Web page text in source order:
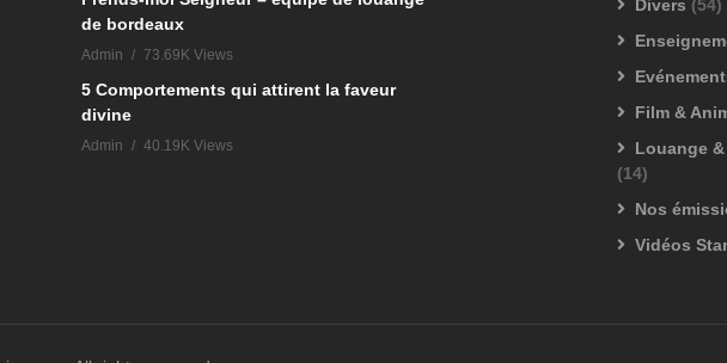
de bordeaux
Admin 73.69K Views
5 Comportements qui attirent la faveur
divine
Admin 40.19K Views
Divers (54)
Film &
Louange
(14)
Nos
Vidéos